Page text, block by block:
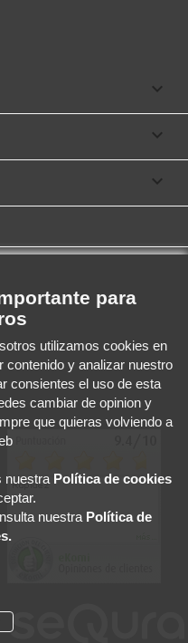



para
utilizamos cookies en
contenido y analizar nuestro
consientes el uso de esta
cambiar de opinion y
que quieras volviendo a
nuestra Política de cookies
nuestra Política de